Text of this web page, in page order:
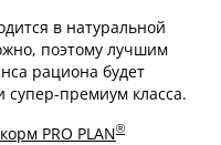
в натуральной
поэтому лучшим
рациона будет
супер-премиум класса.
корм PRO PLAN®